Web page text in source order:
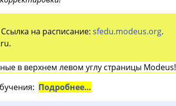
Ссылка на расписание: sfedu.modeus.org.
в верхнем левом углу страницы Modeus!
Подробнее…